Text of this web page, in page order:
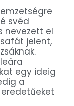
svéd
nevezett el
jelent,
egy ideig
a